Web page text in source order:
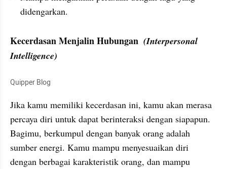
didengarkan.
Kecerdasan Menjalin Hubungan (Interpersonal
Intelligence)
Quipper Blog
Jika kamu memiliki kecerdasan ini, kamu akan merasa
percaya diri untuk dapat berinteraksi dengan siapapun.
Bagimu, berkumpul dengan banyak orang adalah
sumber energi. Kamu mampu menyesuaikan diri
dengan berbagai karakteristik orang, dan mampu